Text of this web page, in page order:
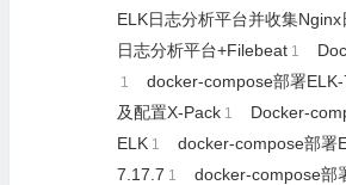
ELK日志分析平台并收集Nginx
日志分析平台+Filebeat 1
1
docker-compose部署
及配置X-Pack 1
Docker-
ELK 1
docker-compose部署
7.17.7 1
docker-compose部